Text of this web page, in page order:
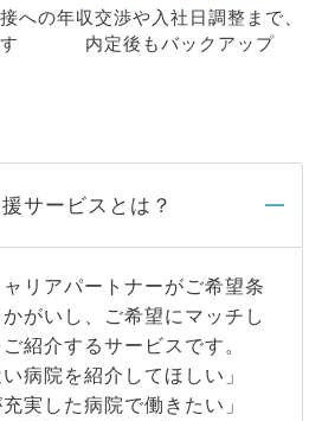
への年収交渉や入社日調整まで、
内定後もバックアップ
サービスとは？
リアパートナーがご希望条
がいし、ご希望にマッチし
紹介するサービスです。
い病院を紹介してほしい」
充実した病院で働きたい」